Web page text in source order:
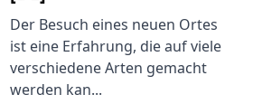
Der Besuch eines neuen Ortes
ist eine Erfahrung, die auf viele
verschiedene Arten gemacht
werden kan...